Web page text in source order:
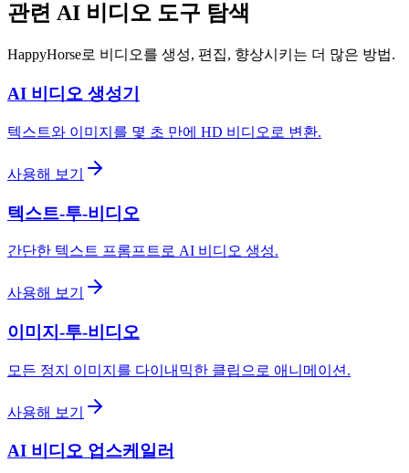
관련 AI 비디오 도구 탐색
HappyHorse로 비디오를 생성, 편집, 향상시키는 더 많은 방법.
AI 비디오 생성기
텍스트와 이미지를 몇 초 만에 HD 비디오로 변환.
사용해 보기
텍스트-투-비디오
간단한 텍스트 프롬프트로 AI 비디오 생성.
사용해 보기
이미지-투-비디오
모든 정지 이미지를 다이내믹한 클립으로 애니메이션.
사용해 보기
AI 비디오 업스케일러